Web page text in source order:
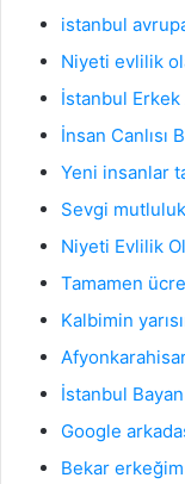
istanbul
Niyeti evlilik
İstanbul Erkek
İnsan Canlısı
Yeni insanlar
Sevgi
Niyeti Evlilik
Tamamen
Kalbimin
İstanbul
Google
Bekar